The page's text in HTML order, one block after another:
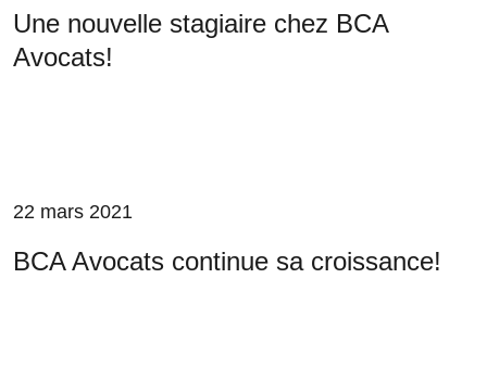
Une nouvelle stagiaire chez BCA
Avocats!
22 mars 2021
BCA Avocats continue sa croissance!